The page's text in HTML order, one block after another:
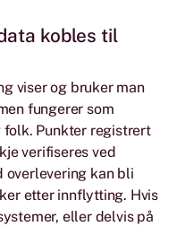
kobles til
viser og bruker man
fungerer som
folk. Punkter registrert
verifiseres ved
overlevering kan bli
etter innflytting. Hvis
eller delvis på